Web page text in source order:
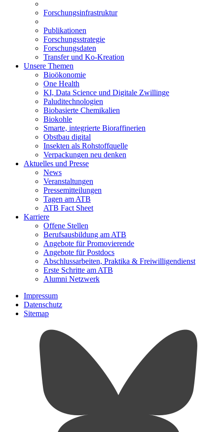
Forschungsinfrastruktur
Publikationen
Forschungsstrategie
Forschungsdaten
Transfer und Ko-Kreation
Unsere Themen
Bioökonomie
One Health
KI, Data Science und Digitale Zwillinge
Paluditechnologien
Biobasierte Chemikalien
Biokohle
Smarte, integrierte Bioraffinerien
Obstbau digital
Insekten als Rohstoffquelle
Verpackungen neu denken
Aktuelles und Presse
News
Veranstaltungen
Pressemitteilungen
Tagen am ATB
ATB Fact Sheet
Karriere
Offene Stellen
Berufsausbildung am ATB
Angebote für Promovierende
Angebote für Postdocs
Abschlussarbeiten, Praktika & Freiwilligendienst
Erste Schritte am ATB
Alumni Netzwerk
Impressum
Datenschutz
Sitemap